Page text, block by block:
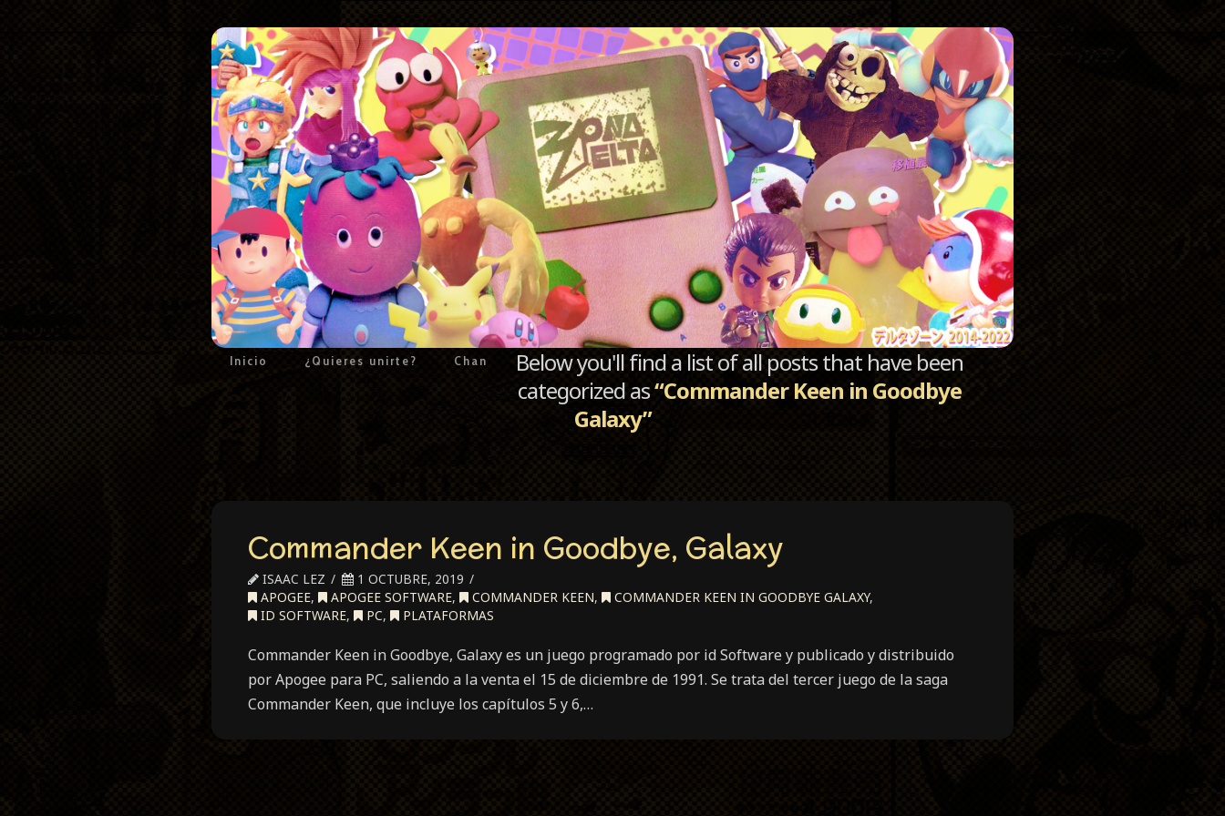
Inicio ¿Quieres unirte? Chan
Below you'll find a list of all posts that have been
categorized as“Commander Keen in Goodbye
Galaxy”
Commander Keen in Goodbye, Galaxy
ISAAC LEZ
1 OCTUBRE, 2019
APOGEE, APOGEE SOFTWARE, COMMANDER KEEN, COMMANDER KEEN IN GOODBYE GALAXY,
ID SOFTWARE, PC, PLATAFORMAS
Commander Keen in Goodbye, Galaxy es un juego programado por id Software y publicado y distribuido
por Apogee para PC, saliendo a la venta el 15 de diciembre de 1991. Se trata del tercer juego de la saga
Commander Keen, que incluye los capítulos 5 y 6,…